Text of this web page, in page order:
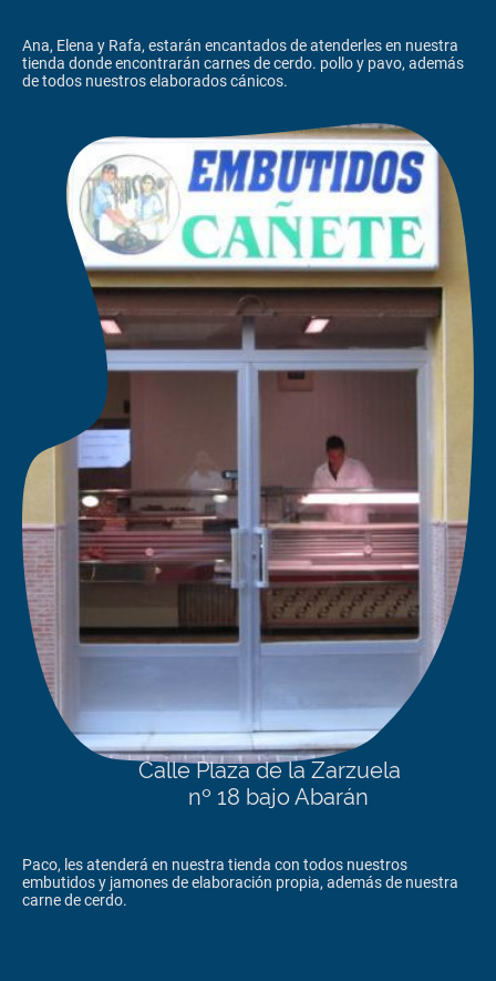
Ana, Elena y Rafa, estarán encantados de atenderles en nuestra
tienda donde encontrarán carnes de cerdo. pollo y pavo, además
de todos nuestros elaborados cánicos.
Calle Plaza de la Zarzuela
nº 18 bajo Abarán
Paco, les atenderá en nuestra tienda con todos nuestros
embutidos y jamones de elaboración propia, además de nuestra
carne de cerdo.